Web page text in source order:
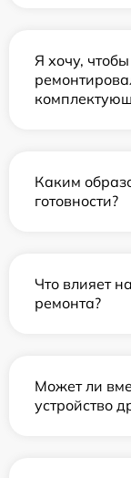
Я хочу,
Каким
готовности?
Что влияет
ремонта?
Может ли
устройство